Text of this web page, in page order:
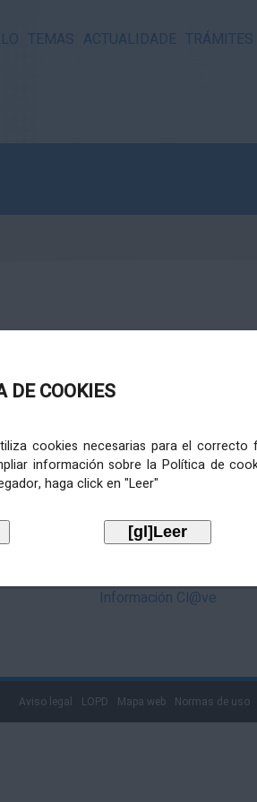
TEMAS ACTUALIDADE TRÁMITES
COOKIES
cookies necesarias para el
información sobre la Política de
haga click en "Leer"
Pulse no logotipo
Información Cl@ve
Aviso legal LOPD Mapa web Normas de uso